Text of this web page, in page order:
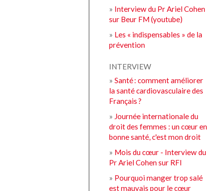
» Interview du Pr Ariel Cohen
sur Beur FM (youtube)
» Les « indispensables » de la
prévention
INTERVIEW
»Santé : comment améliorer
la santé cardiovasculaire des
Français ?
» Journée internationale du
droit des femmes : un cœur en
bonne santé, c'est mon droit
» Mois du cœur - Interview du
Pr Ariel Cohen sur RFI
» Pourquoi manger trop salé
est mauvais pour le cœur